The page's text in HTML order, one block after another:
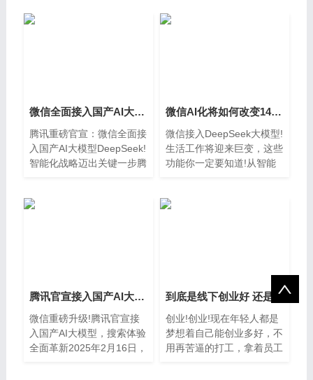
微信全面接入国产AI大模型DeepSeek!智能化战略迈出关键一步
腾讯重磅官宣：微信全面接
入国产AI大模型DeepSeek!
智能化战略迈出关键一步腾
微信AI化将如何改变14亿用户的日常?
微信接入DeepSeek大模型!
生活工作将迎来巨变，这些
功能你一定要知道!从智能
腾讯官宣接入国产AI大模型，搜索体验全面革新
微信重磅升级!腾讯官宣接
入国产AI大模型，搜索体验
全面革新2025年2月16日，
到底是线下创业好 还是再互联网创业更靠谱一些
创业!创业!现在年轻人都是
梦想着自己能创业多好，不
用再苦逼的打工，拿着员工